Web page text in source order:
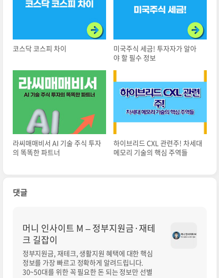
코스닥 코스피 차이
미국주식 세금! 투자자가 알아
야 할 필수 정보
라씨매매비서 AI 기술 주식 투자
의 똑똑한 파트너
하이브리드 CXL 관련주! 차세대
메모리 기술의 핵심 주역들
댓글
머니 인사이트 M – 정부지원금·재테
크 길잡이
정부지원금, 재테크, 생활지원 혜택에 대한 핵심
정보를 가장 빠르고 정확하게 알려드립니다.
30~50대를 위한 꼭 필요한 돈 되는 정보만 선별